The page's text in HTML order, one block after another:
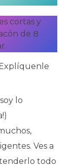
cortas y
de 8
Explíquenle
lo
Ves a
todo